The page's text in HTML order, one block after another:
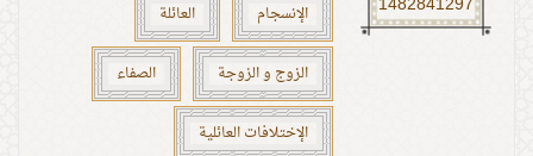
الإنسجام العائلة
الزوج و الزوجة الصفاء
الإختلافات العائلية